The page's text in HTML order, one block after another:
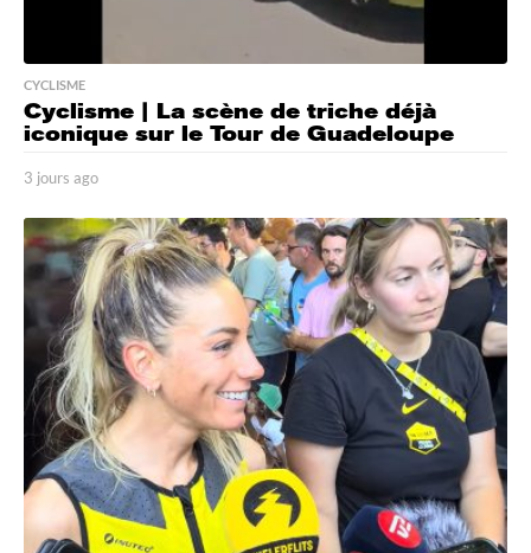
CYCLISME
Cyclisme | La scène de triche déjà
iconique sur le Tour de Guadeloupe
3 jours ago
o
u
r
s
a
g
o